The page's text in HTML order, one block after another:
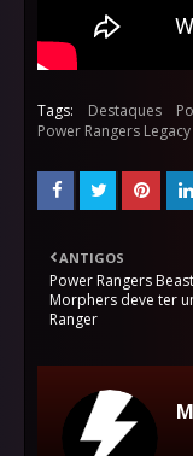
Tags: Destaques
Power Rangers
ANTIGOS
Power Rangers Beast
Morphers deve ter
Ranger